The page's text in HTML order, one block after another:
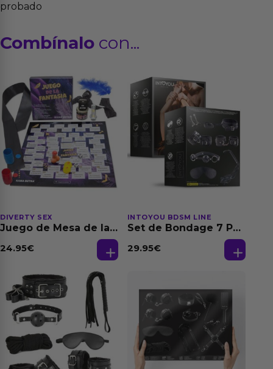
probado
Combínalo con...
DIVERTY SEX
Juego de Mesa de las
24.95€
INTOYOU BDSM LINE
Set de Bondage 7 Pz
29.95€